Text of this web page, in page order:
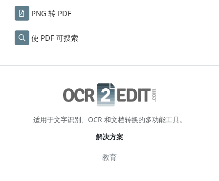
PNG 转 PDF
使 PDF 可搜索
适用于文字识别、OCR 和文档转换的多功能工具。
解决方案
教育